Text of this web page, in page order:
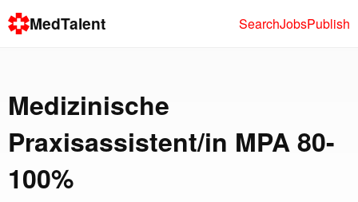
MedTalent SearchJobsPublish
Medizinische
Praxisassistent/in MPA 80-
100%